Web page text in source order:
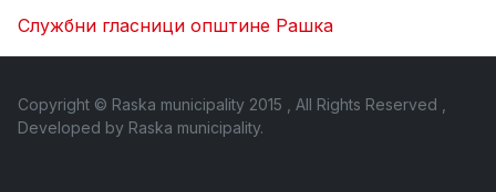
Службни гласници општине Рашка
Copyright © Raska municipality 2015 , All Rights Reserved ,
Developed by Raska municipality.